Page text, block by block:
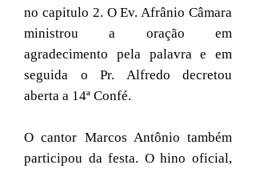
no capitulo 2. O Ev. Afrânio Câmara
ministrou a oração em
agradecimento pela palavra e em
seguida o Pr. Alfredo decretou
aberta a 14ª Confé.
O cantor Marcos Antônio também
participou da festa. O hino oficial,